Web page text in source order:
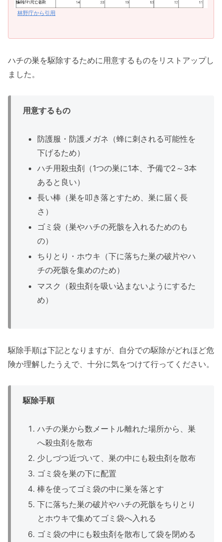
林野庁から引用
ハチの巣を駆除するために用意するものをリストアップし
ました。
用意するもの
防護服・防護メガネ（蜂に刺される可能性を
下げるため）
ハチ用殺虫剤（1つの巣に1本、予備で2～3本
あると良い）
長い棒（巣を叩き落とすため、巣に届く長
さ）
ゴミ袋（巣やハチの死骸を入れるためのも
の）
ちりとり・ホウキ（下に落ちた巣の破片やハ
チの死骸を集めのため）
マスク（殺虫剤を吸い込まないようにするた
め）
駆除手順は下記となりますが、自分での駆除がどれほど危
険か理解したうえで、十分に気をつけて行ってください。
駆除手順
ハチの巣から数メートル離れた場所から、巣
へ殺虫剤を散布
少しづつ近づいて、巣の中にも殺虫剤を散布
ゴミ袋を巣の下に配置
棒を使ってゴミ袋の中に巣を落とす
下に落ちた巣の破片やハチの死骸をちりとり
とホウキで集めてゴミ袋へ入れる
ゴミ袋の中にも殺虫剤を散布して袋を閉める